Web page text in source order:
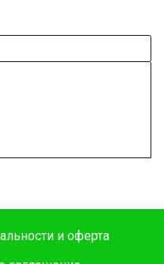
и оферта